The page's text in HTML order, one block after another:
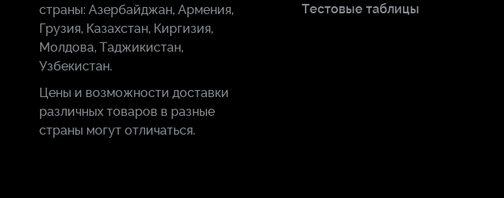
страны: Азербайджан, Армения,
Грузия, Казахстан, Киргизия,
Молдова, Таджикистан,
Узбекистан.
Цены и возможности доставки
различных товаров в разные
страны могут отличаться.
Тестовые таблицы